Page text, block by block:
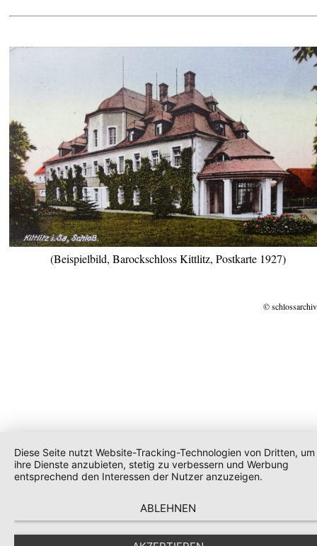
(Beispielbild, Barockschloss Kittlitz, Postkarte 1927)
©
Diese Seite nutzt Website-Tracking-Technologien von Dritten, um
ihre Dienste anzubieten, stetig zu verbessern und Werbung
entsprechend den Interessen der Nutzer anzuzeigen.
ABLEHNEN